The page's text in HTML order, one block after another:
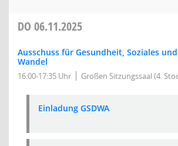
DO 06.11.2025
Ausschuss für Gesundheit, Soziales
Wandel
16:00-17:35 Uhr Großen Sitzungssaal (4.
Einladung GSDWA